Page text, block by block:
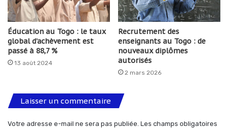
Éducation au Togo : le taux
global d’achèvement est
passé à 88,7 %
13 août 2024
Recrutement des
enseignants au Togo : de
nouveaux diplômes
autorisés
2 mars 2026
Laisser un commentaire
Votre adresse e-mail ne sera pas publiée. Les champs obligatoires